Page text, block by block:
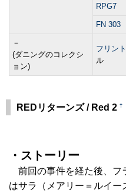
RPG7
FN 303
－
(ダニングのコレクシ
ョン)
フリン
ル
REDリターンズ / Red 2 †
・ストーリー
前回の事件を経た後、フ
はサラ（メアリー＝ルイ